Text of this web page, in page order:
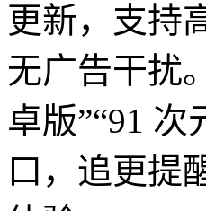
更新，支持
无广告干扰
卓版”“91
口，追更提